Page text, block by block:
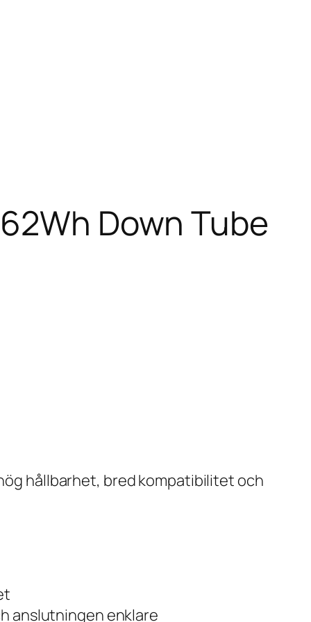
Down Tube
hållbarhet, bred kompatibilitet och
anslutningen enklare